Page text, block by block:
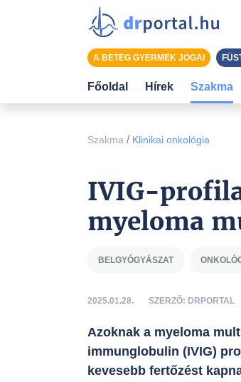
Szakma / Klinikai onkológia
IVIG-
myeloma
BELGYÓGYÁSZAT
2025.01.28. SZERZŐ: DRPORTAL
Azoknak a myeloma
immunglobulin (IVIG)
kevesebb fertőzést
A BETEG GYERMEK JOGAI
Főoldal Hírek Szakma